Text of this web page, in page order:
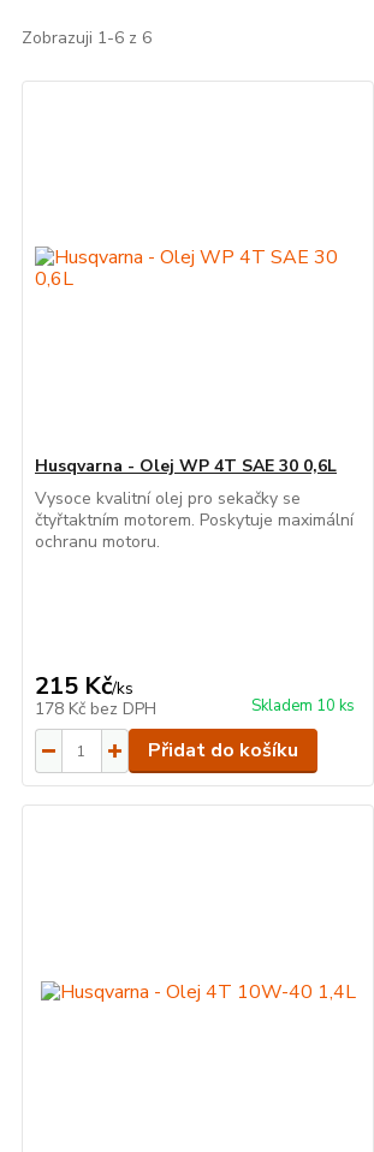
Zobrazuji 1-6 z 6
Husqvarna - Olej WP 4T SAE 30 0,6L
Vysoce kvalitní olej pro sekačky se
čtyřtaktním motorem. Poskytuje maximální
ochranu motoru.
215 Kč/ks
178 Kč bez DPH Skladem 10 ks
Přidat do košíku